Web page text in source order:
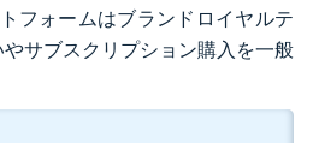
フォームはブランドロイヤルテ
サブスクリプション購入を一般